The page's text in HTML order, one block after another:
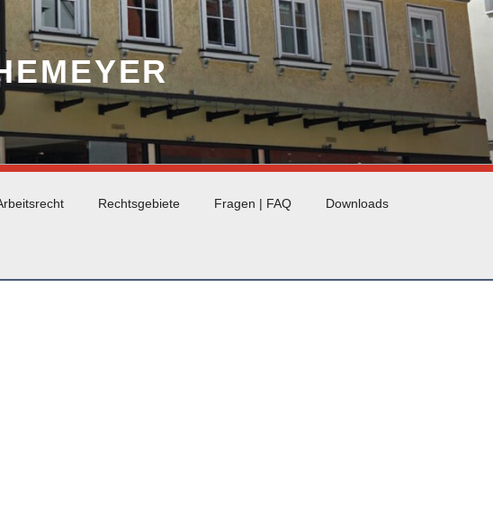
Rechtsgebiete Fragen | FAQ Downloads